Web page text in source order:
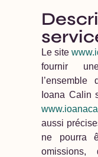
Le site
fournir
Ioana Calin
aussi
ne pourra